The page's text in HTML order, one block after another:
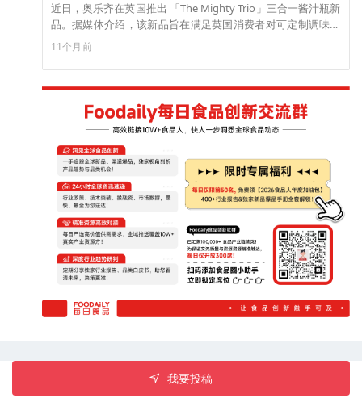
近日，奥乐齐在英国推出 「The Mighty Trio」三合一酱汁瓶新
品。据媒体介绍，该新品旨在满足英国消费者对可定制调味品
选择日益增长的需求，将番茄酱、蛋黄酱和芥末酱混合在一瓶
中，让用户可以同时享用所有三种酱汁。（来源：FOODBEV）
11个月前
我要投稿